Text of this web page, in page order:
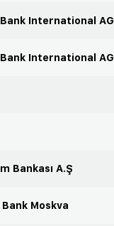
International AG
International AG
Bankası A.Ş
Moskva